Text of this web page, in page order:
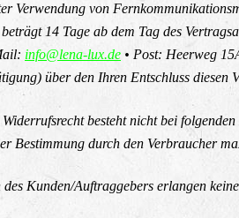
Verwendung von
14 Tage ab dem Tag des
info@lena-lux.de • Post: Heerweg
über den Ihren Entschluss diesen
besteht nicht bei
Bestimmung durch den Verbraucher
Kunden/Auftraggebers erlangen